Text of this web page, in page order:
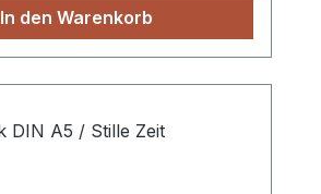
In den Warenkorb